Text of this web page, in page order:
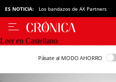
ES NOTICIA: Los bandazos de AX Partners
Leer en Castellano
Pásate al MODO AHORRO